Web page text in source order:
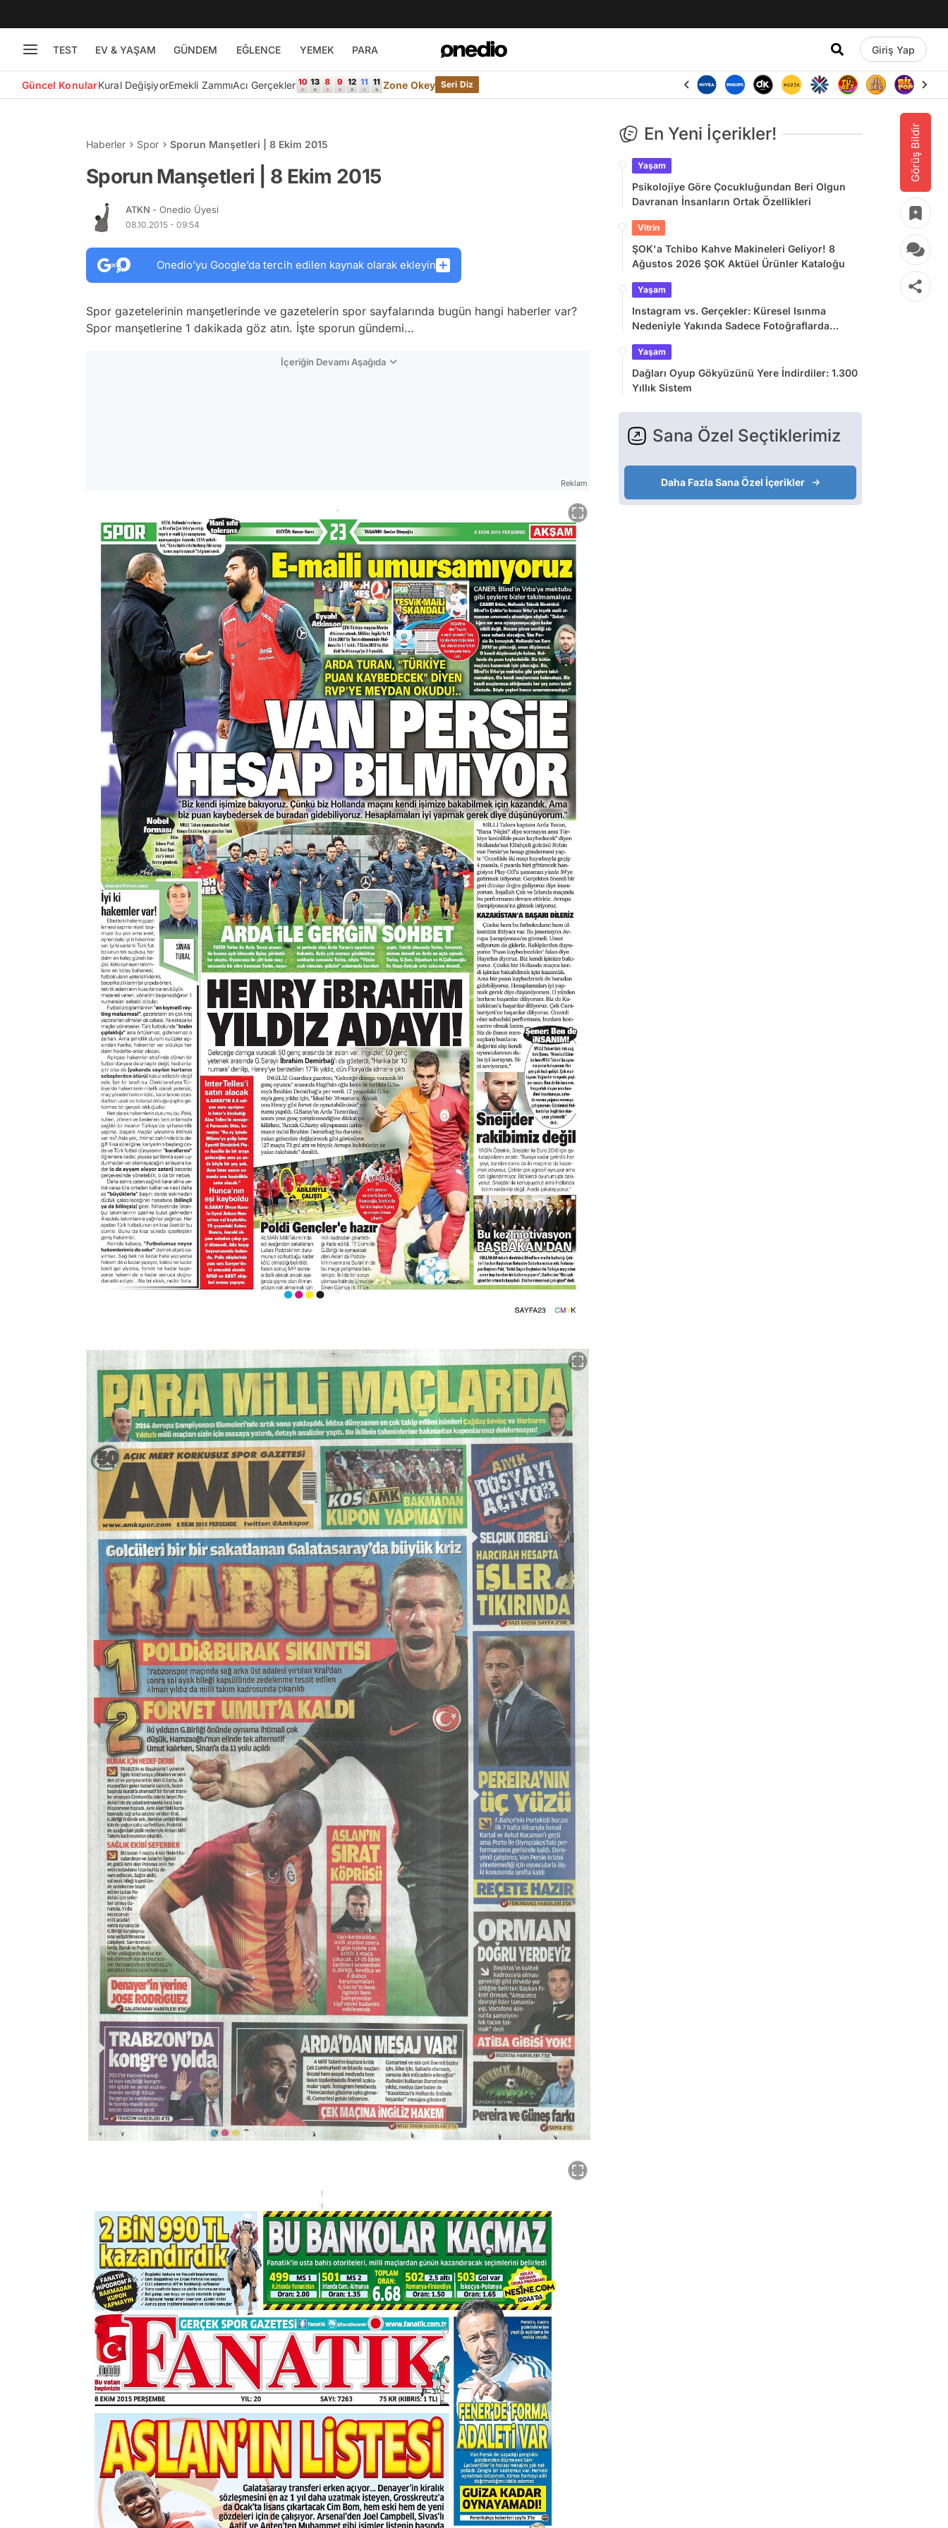
TEST EV & YAŞAM GÜNDEM EĞLENCE YEMEK PARA Giriş Yap
Güncel KonularKural DeğişiyorEmekli ZammıAcı Gerçekler Zone Okey Seri Diz
Görüş Bildir
Haberler Spor Sporun Manşetleri | 8 Ekim 2015
Sporun Manşetleri | 8 Ekim 2015
ATKN - Onedio Üyesi
08.10.2015 - 09:54
Onedio’yu Google’da tercih edilen kaynak olarak ekleyin
Spor gazetelerinin manşetlerinde ve gazetelerin spor sayfalarında bugün hangi haberler var?
Spor manşetlerine 1 dakikada göz atın. İşte sporun gündemi…
İçeriğin Devamı Aşağıda
Reklam
En Yeni İçerikler!
Yaşam
Psikolojiye Göre Çocukluğundan Beri Olgun
Davranan İnsanların Ortak Özellikleri
Vitrin
ŞOK'a Tchibo Kahve Makineleri Geliyor! 8
Ağustos 2026 ŞOK Aktüel Ürünler Kataloğu
Yaşam
Instagram vs. Gerçekler: Küresel Isınma
Nedeniyle Yakında Sadece Fotoğraflarda
Yaşam
Dağları Oyup Gökyüzünü Yere İndirdiler: 1.300
Yıllık Sistem
Sana Özel Seçtiklerimiz
Daha Fazla Sana Özel İçerikler